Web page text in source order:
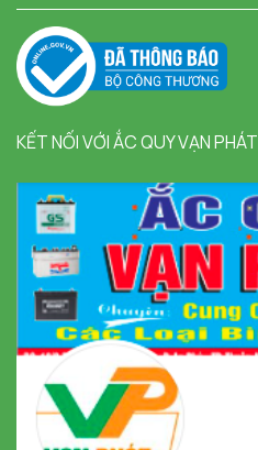
KẾT NỐI VỚI ẮC QUY VẠN PHÁT